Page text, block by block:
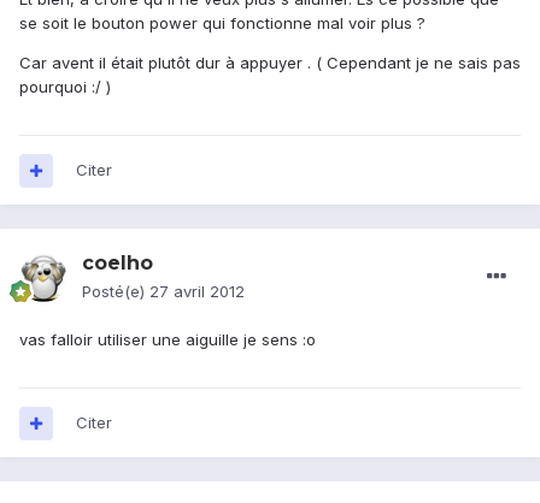
se soit le bouton power qui fonctionne mal voir plus ?
Car avent il était plutôt dur à appuyer . ( Cependant je ne sais pas
pourquoi :/ )
Citer
coelho
Posté(e) 27 avril 2012
vas falloir utiliser une aiguille je sens :o
Citer